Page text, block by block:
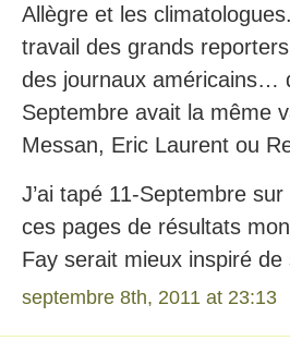
Allègre et les
travail des grands
des journaux américains…
Septembre avait la même
Messan, Eric Laurent ou
J’ai tapé 11-Septembre
ces pages de résultats
Fay serait mieux inspiré de
septembre 8th, 2011 at 23:13